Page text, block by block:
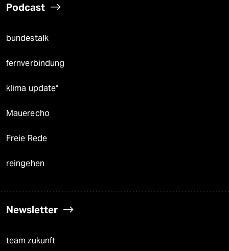
Podcast
bundestalk
fernverbindung
klima update°
Mauerecho
Freie Rede
reingehen
Newsletter
team zukunft